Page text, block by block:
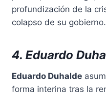
profundización de la
colapso de su gobierno.
4. Eduardo
Eduardo Duhalde
forma interina tras la